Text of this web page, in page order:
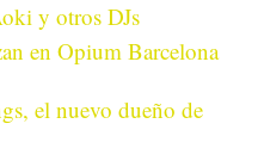
y otros DJs
en Opium Barcelona
el nuevo dueño de